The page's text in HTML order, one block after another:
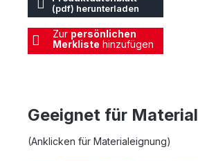
(pdf) herunterladen
Zur persönlichen
Merkliste hinzufügen
Geeignet für Material
(Anklicken für Materialeignung)